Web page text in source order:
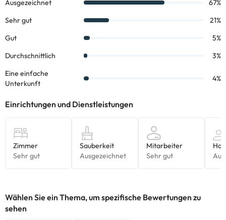
Die entsprechenden Preise könnt ihr direkt bei der Unterkunft
erfragen. Alle Informationen auf dieser Seite können von der
uns.
Wählen Sie ein Thema, um spezifische Bewertungen zu
sehen